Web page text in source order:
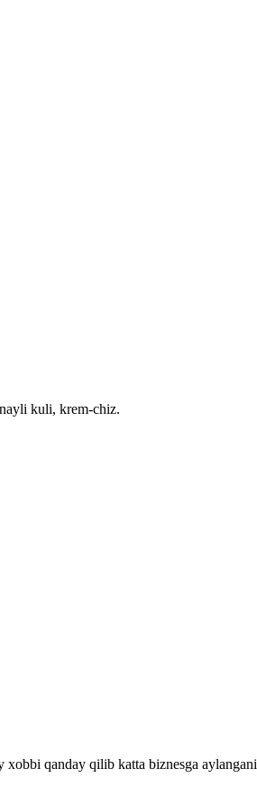
kuli, krem-chiz.
qanday qilib katta biznesga